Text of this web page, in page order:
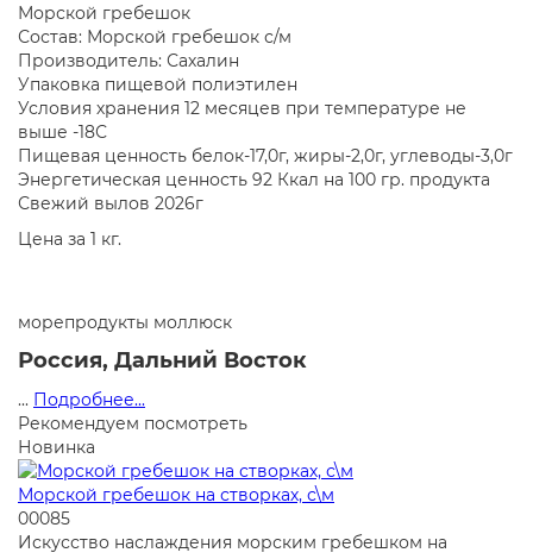
Морской гребешок
Состав: Морской гребешок с/м
Производитель: Сахалин
Упаковка пищевой полиэтилен
Условия хранения 12 месяцев при температуре не
выше -18С
Пищевая ценность белок-17,0г, жиры-2,0г, углеводы-3,0г
Энергетическая ценность 92 Ккал на 100 гр. продукта
Свежий вылов 2026г
Цена за 1 кг.
морепродукты моллюск
Россия, Дальний Восток
... Подробнее...
Рекомендуем посмотреть
Новинка
Морской гребешок на створках, с\м
00085
Искусство наслаждения морским гребешком на